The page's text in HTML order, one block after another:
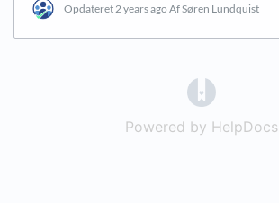
Opdateret 2 years ago Af Søren Lundquist
Powered by HelpDocs